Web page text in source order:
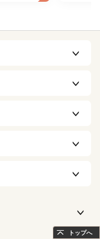
トップへ